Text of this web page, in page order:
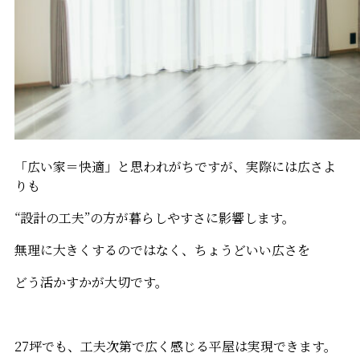
「広い家＝快適」と思われがちですが、実際には広さよ
りも
“設計の工夫”の方が暮らしやすさに影響します。
無理に大きくするのではなく、ちょうどいい広さを
どう活かすかが大切です。
27坪でも、工夫次第で広く感じる平屋は実現できます。